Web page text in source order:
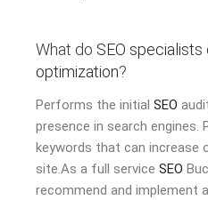
What do SEO specialists
optimization?
Performs the initial SEO
presence in search engines.
keywords that can increase
site.As a full service SEO
recommend and implement